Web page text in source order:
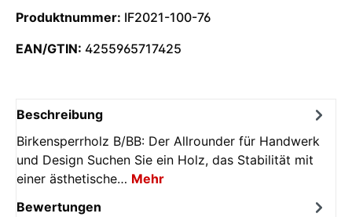
Produktnummer: IF2021-100-76
EAN/GTIN: 4255965717425
Beschreibung
Birkensperrholz B/BB: Der Allrounder für Handwerk
und Design Suchen Sie ein Holz, das Stabilität mit
einer ästhetische… Mehr
Bewertungen